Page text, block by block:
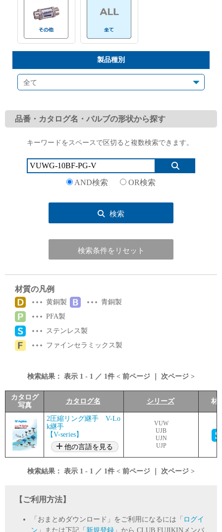
会社情報
Corporate Blog
採用情報
お問い合わせ
製品種別
品番・カタログ名・バルブの形状から探す
キーワードをスペースで区切ると複数検索できます。
AND検索 OR検索
検索
検索条件をリセット
材質の凡例
黄銅製
青銅製
PFA製
ステンレス製
ファインセラミックス製
検索結果： 表示 1 - 1 ／ 1件 < 前ページ 次ページ >
カタログ
写真
カタログ名 シリーズ 材
2圧縮リング継手 V-Lo
k継手
【V-series】
他の言語を見る
VUW
UJB
UJN
UJP
検索結果： 表示 1 - 1 ／ 1件 < 前ページ 次ページ >
【ご利用方法】
「おまとめダウンロード」をご利用になるには「 ログイ
ン 」または下記「 新規登録 」から CLUB FUJIKINメンバ